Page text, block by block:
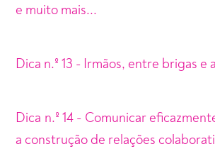
e muito mais...
Dica n.º 13 - Irmãos, entre brigas e
Dica n.º 14 - Comunicar
a construção de relações